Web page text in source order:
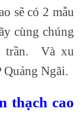
sẽ có 2 mẫu
cùng chúng
trần. Và xu
Quảng Ngãi.
thạch cao